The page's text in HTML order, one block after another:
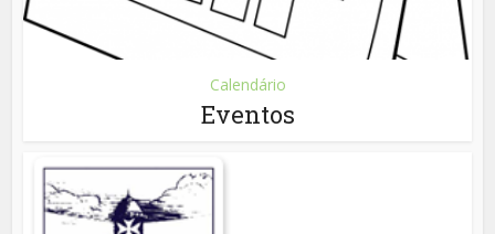
Calendário
Eventos